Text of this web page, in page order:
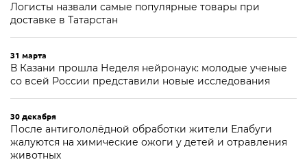
Логисты назвали самые популярные товары при
доставке в Татарстан
31 марта
В Казани прошла Неделя нейронаук: молодые ученые
со всей России представили новые исследования
30 декабря
После антигололёдной обработки жители Елабуги
жалуются на химические ожоги у детей и отравления
животных